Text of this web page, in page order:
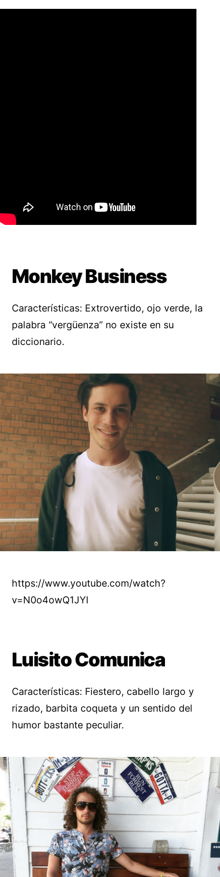
Monkey Business
Características: Extrovertido, ojo verde, la
palabra “vergüenza” no existe en su
diccionario.
https://www.youtube.com/watch?
v=N0o4owQ1JYI
Luisito Comunica
Características: Fiestero, cabello largo y
rizado, barbita coqueta y un sentido del
humor bastante peculiar.